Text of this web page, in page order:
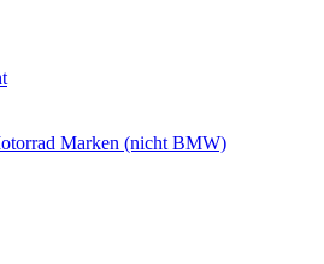
Marken (nicht BMW)